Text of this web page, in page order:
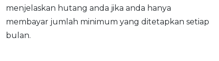
menjelaskan hutang anda jika anda hanya
membayar jumlah minimum yang ditetapkan setiap
bulan.